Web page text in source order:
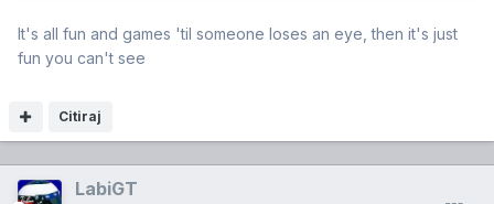
Citiraj
It's all fun and games 'til someone loses an eye, then it's just
fun you can't see
LabiGT